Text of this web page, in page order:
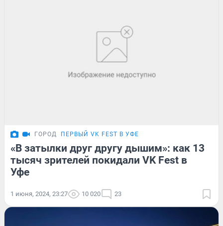
ГОРОД ПЕРВЫЙ VK FEST В УФЕ
«В затылки друг другу дышим»: как 13
тысяч зрителей покидали VK Fest в
Уфе
1 июня, 2024, 23:27 10 020 23